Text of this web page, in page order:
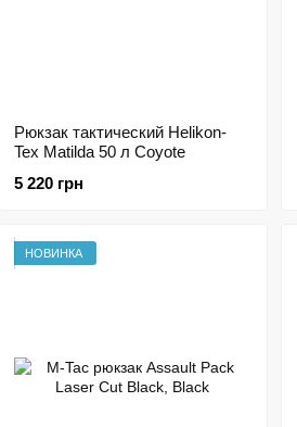
Рюкзак тактический Helikon-
Tex Matilda 50 л Coyote
5 220 грн
НОВИНКА